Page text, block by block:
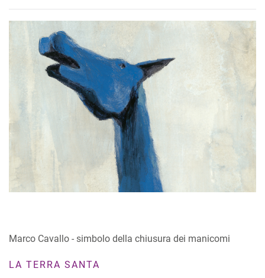
Marco Cavallo - simbolo della chiusura dei manicomi
LA TERRA SANTA